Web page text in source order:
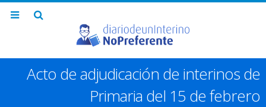
Acto de adjudicación de interinos de
Primaria del 15 de febrero